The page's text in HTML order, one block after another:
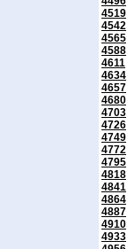
4519
4542
4565
4588
4611
4634
4657
4680
4703
4726
4749
4772
4795
4818
4841
4864
4887
4910
4933